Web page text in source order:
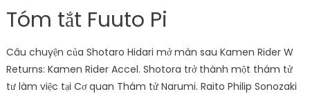
Tóm tắt Fuuto Pi
Câu chuyện của Shotaro Hidari mở màn sau Kamen Rider W
Returns: Kamen Rider Accel. Shotora trở thành một thám tử
tư làm việc tại Cơ quan Thám tử Narumi. Raito Philip Sonozaki